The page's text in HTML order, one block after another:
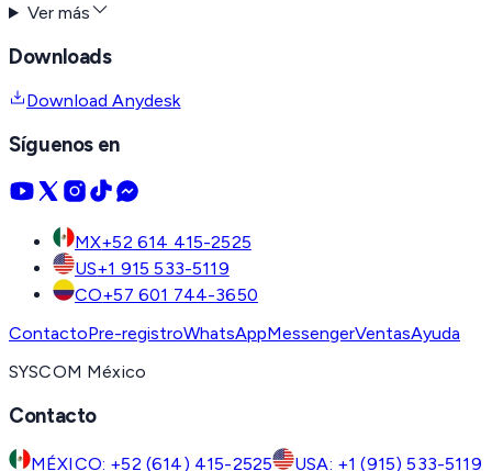
Ver más
Downloads
Download Anydesk
Síguenos en
MX+52 614 415-2525
US+1 915 533-5119
CO+57 601 744-3650
ContactoPre-registroWhatsAppMessengerVentasAyuda
SYSCOM México
Contacto
MÉXICO: +52 (614) 415-2525 USA: +1 (915) 533-5119